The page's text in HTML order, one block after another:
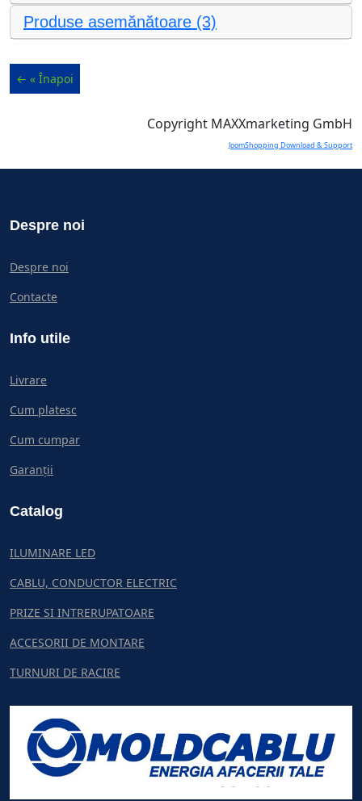
Produse asemănătoare (3)
Copyright MAXXmarketing GmbH
JoomShopping Download & Support
Despre noi
Despre noi
Contacte
Info utile
Livrare
Cum platesc
Cum cumpar
Garanții
Catalog
ILUMINARE LED
CABLU, CONDUCTOR ELECTRIC
PRIZE SI INTRERUPATOARE
ACCESORII DE MONTARE
TURNURI DE RACIRE